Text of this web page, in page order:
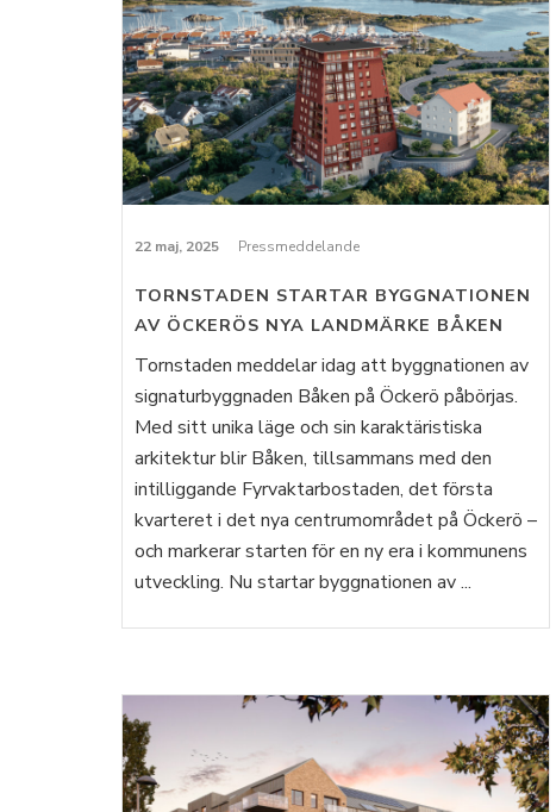
22 maj, 2025 Pressmeddelande
TORNSTADEN STARTAR BYGGNATIONEN
AV ÖCKERÖS NYA LANDMÄRKE BÅKEN
Tornstaden meddelar idag att byggnationen av
signaturbyggnaden Båken på Öckerö påbörjas.
Med sitt unika läge och sin karaktäristiska
arkitektur blir Båken, tillsammans med den
intilliggande Fyrvaktarbostaden, det första
kvarteret i det nya centrumområdet på Öckerö –
och markerar starten för en ny era i kommunens
utveckling. Nu startar byggnationen av ...